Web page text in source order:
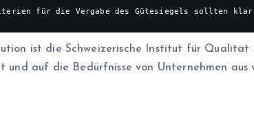
für die Vergabe des Gütesiegels sollten klar
ist die Schweizerische Institut für
und auf die Bedürfnisse von Unternehmen aus